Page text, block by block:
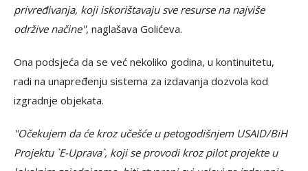
privređivanja, koji iskorištavaju sve resurse na najviše
održive načine", naglašava Golićeva.
Ona podsjeća da se već nekoliko godina, u kontinuitetu,
radi na unapređenju sistema za izdavanja dozvola kod
izgradnje objekata.
"Očekujem da će kroz učešće u petogodišnjem USAID/BiH
Projektu `E-Uprava`, koji se provodi kroz pilot projekte u